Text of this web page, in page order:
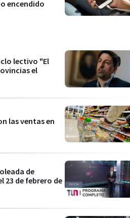
encendido
lectivo "El
el
las ventas en
de
23 de febrero de